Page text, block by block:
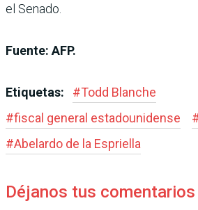
el Senado.
Fuente: AFP.
Etiquetas: #Todd Blanche
#fiscal general estadounidense
#Abelardo de la Espriella
Déjanos tus comentarios